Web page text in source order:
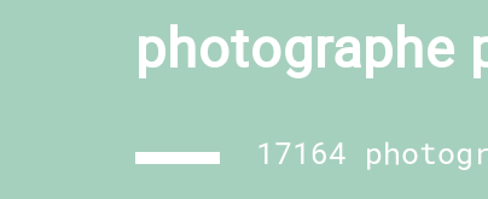
photographe
17164